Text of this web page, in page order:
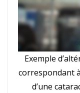
Exemple
correspondant
d’une